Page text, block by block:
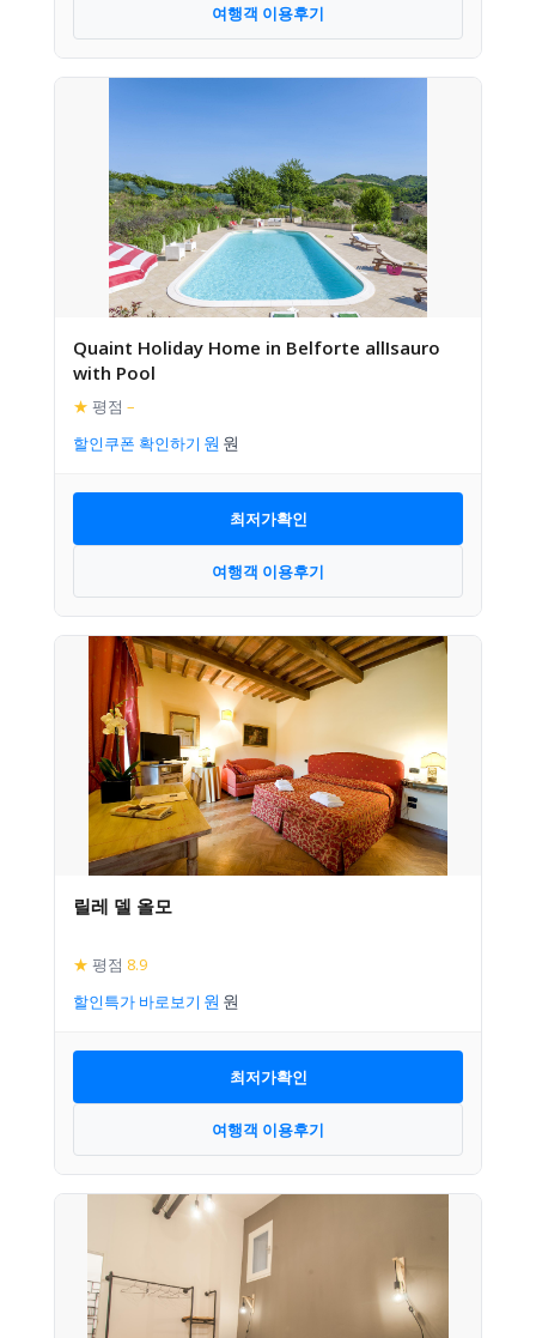
여행객 이용후기
Quaint Holiday Home in Belforte allIsauro
with Pool
★ 평점 –
할인쿠폰 확인하기
최저가확인
여행객 이용후기
릴레 델 올모
★ 평점 8.9
할인특가 바로보기
최저가확인
여행객 이용후기